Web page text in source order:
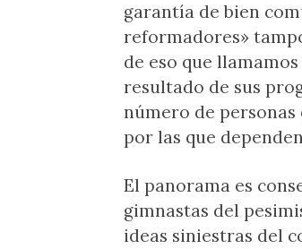
garantía de bien
reformadores»
de eso que
resultado de sus
número de personas
por las que
El panorama es
gimnastas del
ideas siniestras del